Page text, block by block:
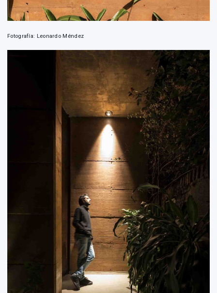
Fotografía: Leonardo Méndez